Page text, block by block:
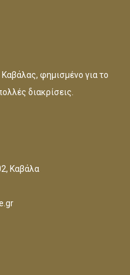
φημισμένο για το
διακρίσεις.
Καβάλα